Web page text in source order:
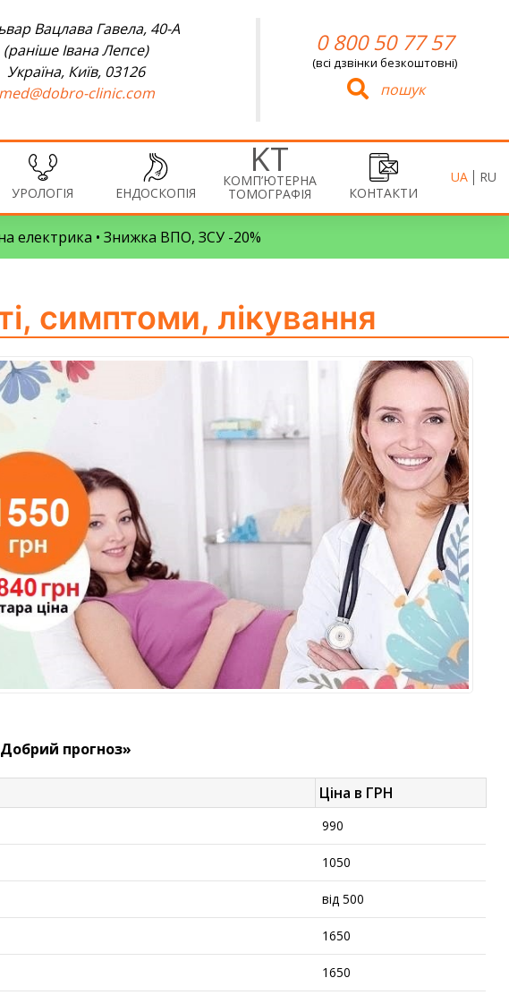
Вацлава Гавела, 40-А
(раніше Івана Лепсе)
Україна, Київ, 03126
med@dobro-clinic.com
0 800 50 77 57
(всі дзвінки безкоштовні)
пошук
УРОЛОГІЯ ЕНДОСКОПІЯ
КОМП’ЮТЕРНА
ТОМОГРАФІЯ КОНТАКТИ
UA RU
електрика • Знижка ВПО, ЗСУ -20%
симптоми, лікування
прогноз»
Ціна в ГРН
990
1050
від 500
1650
1650